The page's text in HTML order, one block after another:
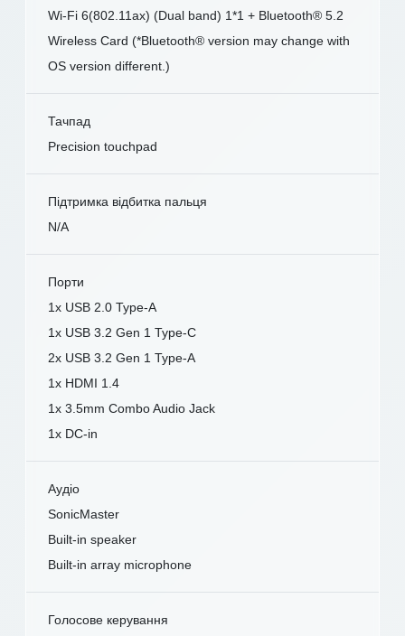
Wi-Fi 6(802.11ax) (Dual band) 1*1 + Bluetooth® 5.2
Wireless Card (*Bluetooth® version may change with
OS version different.)
Тачпад
Precision touchpad
Підтримка відбитка пальця
N/A
Порти
1x USB 2.0 Type-A
1x USB 3.2 Gen 1 Type-C
2x USB 3.2 Gen 1 Type-A
1x HDMI 1.4
1x 3.5mm Combo Audio Jack
1x DC-in
Аудіо
SonicMaster
Built-in speaker
Built-in array microphone
Голосове керування